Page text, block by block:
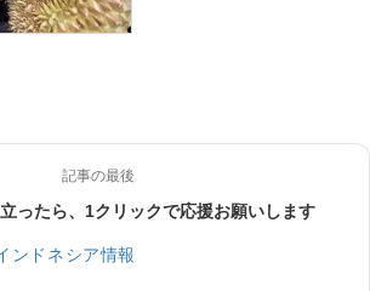
記事の最後
ったら、1クリックで応援お願いします